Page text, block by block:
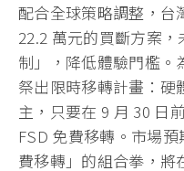
配合全球策略調整，台
22.2 萬元的買斷方案
制」，降低體驗門檻。
祭出限時移轉計畫：硬
主，只要在 9 月 30 日
FSD 免費移轉。市場
費移轉」的組合拳，將